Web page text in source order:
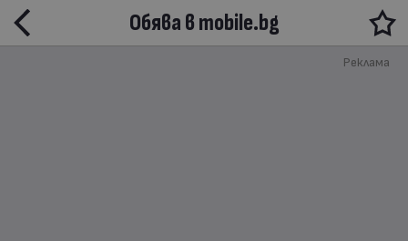
Обява в mobile.bg
Реклама